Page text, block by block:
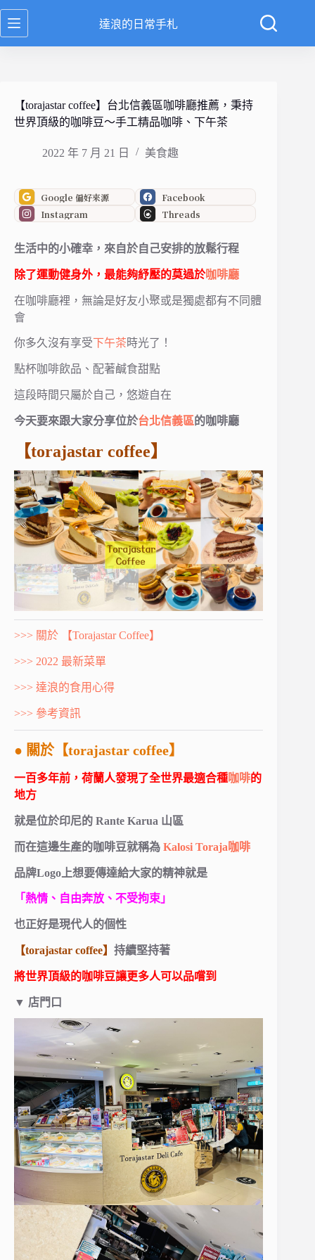
跳
至
達浪的日常手札
【torajastar coffee】台北信義區咖啡廳推薦，秉持
世界頂級的咖啡豆～手工精品咖啡、下午茶
2022 年 7 月 21 日 美食趣
Google 偏好來源
Facebook
Instagram
Threads
生活中的小確幸，來自於自己安排的放鬆行程
除了運動健身外，最能夠紓壓的莫過於咖啡廳
在咖啡廳裡，無論是好友小聚或是獨處都有不同體
會
你多久沒有享受下午茶時光了！
點杯咖啡飲品、配著鹹食甜點
這段時間只屬於自己，悠遊自在
今天要來跟大家分享位於台北信義區的咖啡廳
【torajastar coffee】
>>> 關於 【Torajastar Coffee】
>>> 2022 最新菜單
>>> 達浪的食用心得
>>> 參考資訊
● 關於【torajastar coffee】
一百多年前，荷蘭人發現了全世界最適合種咖啡的
地方
就是位於印尼的 Rante Karua 山區
而在這邊生產的咖啡豆就稱為 Kalosi Toraja咖啡
品牌Logo上想要傳達給大家的精神就是
「熱情、自由奔放、不受拘束」
也正好是現代人的個性
【torajastar coffee】 持續堅持著
將世界頂級的咖啡豆讓更多人可以品嚐到
▼ 店門口